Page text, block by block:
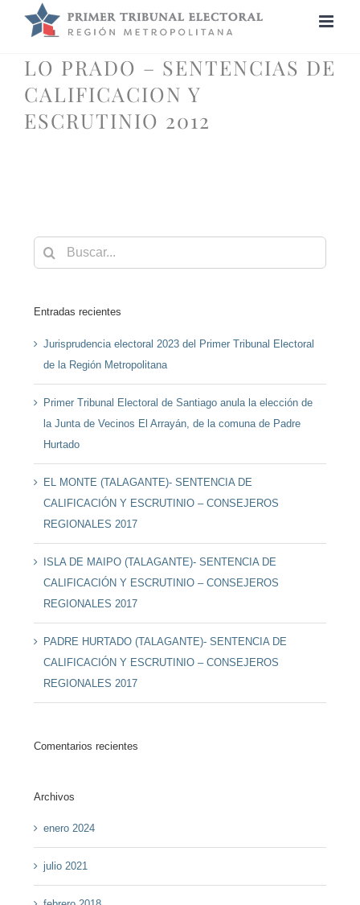
LO PRADO – SENTENCIAS DE
CALIFICACION Y
ESCRUTINIO 2012
Buscar:
Entradas recientes
Jurisprudencia electoral 2023 del Primer Tribunal Electoral
de la Región Metropolitana
Primer Tribunal Electoral de Santiago anula la elección de
la Junta de Vecinos El Arrayán, de la comuna de Padre
Hurtado
EL MONTE (TALAGANTE)- SENTENCIA DE
CALIFICACIÓN Y ESCRUTINIO – CONSEJEROS
REGIONALES 2017
ISLA DE MAIPO (TALAGANTE)- SENTENCIA DE
CALIFICACIÓN Y ESCRUTINIO – CONSEJEROS
REGIONALES 2017
PADRE HURTADO (TALAGANTE)- SENTENCIA DE
CALIFICACIÓN Y ESCRUTINIO – CONSEJEROS
REGIONALES 2017
Comentarios recientes
Archivos
enero 2024
julio 2021